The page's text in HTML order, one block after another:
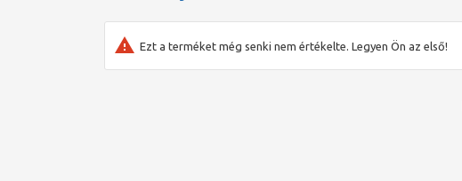
Ezt a terméket még senki nem értékelte. Legyen Ön az első!